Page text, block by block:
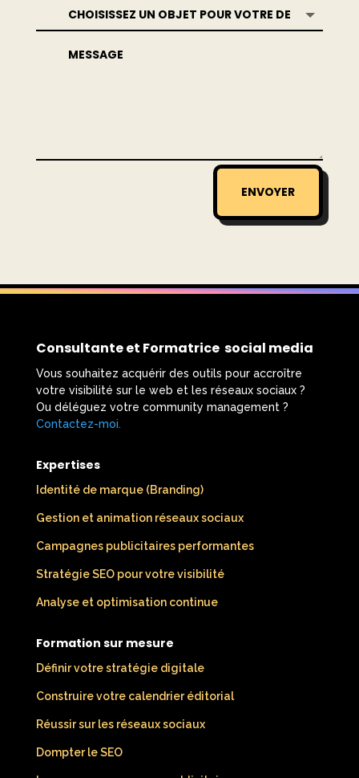
ENVOYER
Consultante et Formatrice social media
Vous souhaitez acquérir des outils pour accroître
votre visibilité sur le web et les réseaux sociaux ?
Ou déléguez votre community management ?
Contactez-moi.
Expertises
Identité de marque (Branding)
Gestion et animation réseaux sociaux
Campagnes publicitaires performantes
Stratégie SEO pour votre visibilité
Analyse et optimisation continue
Formation sur mesure
Définir votre stratégie digitale
Construire votre calendrier éditorial
Réussir sur les réseaux sociaux
Dompter le SEO